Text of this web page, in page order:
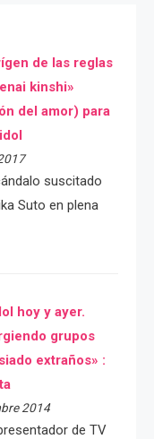
de las reglas
kinshi»
del amor) para
suscitado
Suto en plena
hoy y ayer.
grupos
extraños» :
2014
de TV